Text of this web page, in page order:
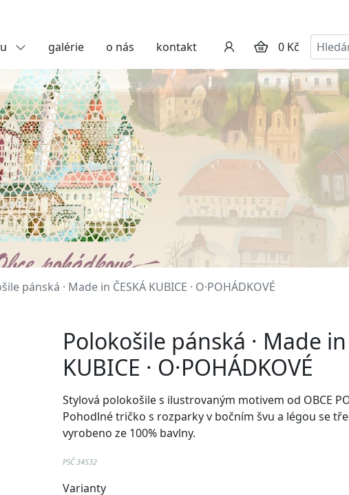
galérie o nás kontakt 0 Kč
pánská · Made in ČESKÁ KUBICE · O·POHÁDKOVÉ
Polokošile pánská · Made in
KUBICE · O·POHÁDKOVÉ
Stylová polokošile s ilustrovaným motivem od OBCE
Pohodlnétričko s rozparky v bočním švu a légou se
vyrobeno ze 100% bavlny.
PSČ 34532
Varianty